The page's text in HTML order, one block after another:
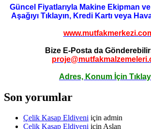
Güncel Fiyatlarıyla Makine Ekipman
Aşağıyı Tıklayın, Kredi Kartı veya
Bize E-Posta da
Adres, Konum İçin
Son yorumlar
Çelik Kasap Eldiveni için admin
Çelik Kasap Eldiveni için Aslan